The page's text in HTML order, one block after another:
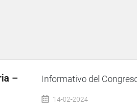
–
Informativo del
14-02-2024